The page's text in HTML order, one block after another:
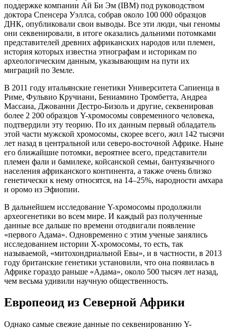
поддержке компании Ай Би Эм (IBM) под руководством
доктора Спенсера Уэллса, собрав около 100 000 образцов
ДНК, опубликовали свои выводы. Все эти люди, чьи геномы
они секвенировали, в итоге оказались дальними потомками
представителей древних африканских народов или племен,
история которых известна этнографам и историкам по
археологическим данным, указывающим на пути их
миграций по Земле.
В 2011 году итальянские генетики Университета Сапиенца в
Риме, Фульвио Кручиани, Бениамино Тромбетта, Андреа
Массаиа, Джованни Дестро-Бизоль и другие, секвенировав
более 2 200 образцов Y-хромосомы современного человека,
подтвердили эту теорию. По их данным первый обладатель
этой части мужской хромосомы, скорее всего, жил 142 тысячи
лет назад в центральной или северо-восточной Африке. Ныне
его ближайшие потомки, вероятнее всего, представители
племен фали и бамилеке, койсанской семьи, бантуязычного
населения африканского континента, а также очень близко
генетически к нему относятся, на 14–25%, народности амхара
и оромо из Эфиопии.
В дальнейшем исследование Y-хромосомы продолжили
археогенетики во всем мире. И каждый раз полученные
данные все дальше по времени отодвигали появление
«первого Адама». Одновременно с этим ученые занялись
исследованием истории X-хромосомы, то есть, так
называемой, «митохондриальной Евы», и в частности, в 2013
году британские генетики установили, что она появилась в
Африке гораздо раньше «Адама», около 500 тысяч лет назад,
чем весьма удивили научную общественность.
Европеоид из Северной Африки
Однако самые свежие данные по секвенированию Y-